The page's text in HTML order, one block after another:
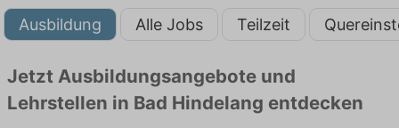
Ausbildung Alle Jobs Teilzeit
Jetzt Ausbildungsangebote und
Lehrstellen in Bad Hindelang entdecken